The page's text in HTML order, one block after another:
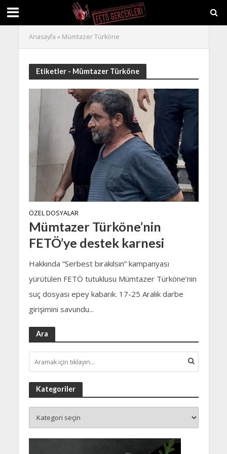
Anasayfa » Mümtazer Türköne
Etiketler - Mümtazer Türköne
ÖZEL DOSYALAR
Mümtazer Türköne’nin
FETÖ’ye destek karnesi
Hakkında “Serbest bırakılsın” kampanyası
yürütülen FETÖ tutuklusu Mümtazer Türköne’nin
suç dosyası epey kabarık. 17-25 Aralık darbe
girişimini savundu...
Ara
Kategoriler